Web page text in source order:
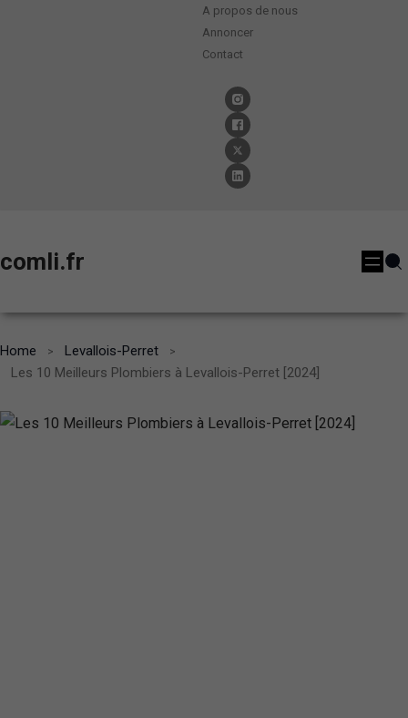
A propos de nous
Annoncer
Contact
comli.fr
Home
Levallois-Perret
Les 10 Meilleurs Plombiers à Levallois-Perret [2024]